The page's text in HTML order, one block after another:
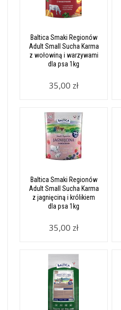
Baltica Smaki Regionów
Adult Small Sucha Karma
z wołowiną i warzywami
dla psa 1kg
35,00 zł
Baltica Smaki Regionów
Adult Small Sucha Karma
z jagnięciną i królikiem
dla psa 1kg
35,00 zł